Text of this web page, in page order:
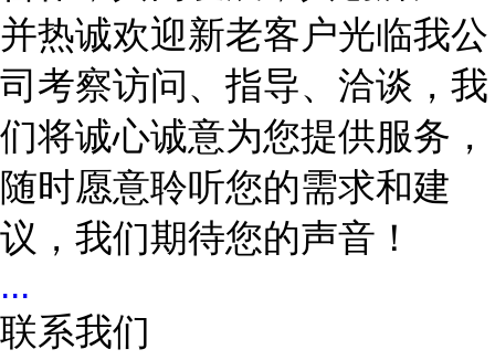
并热诚欢迎新老客户光临我公
司考察访问、指导、洽谈，我
们将诚心诚意为您提供服务，
随时愿意聆听您的需求和建
议，我们期待您的声音！
...
联系我们